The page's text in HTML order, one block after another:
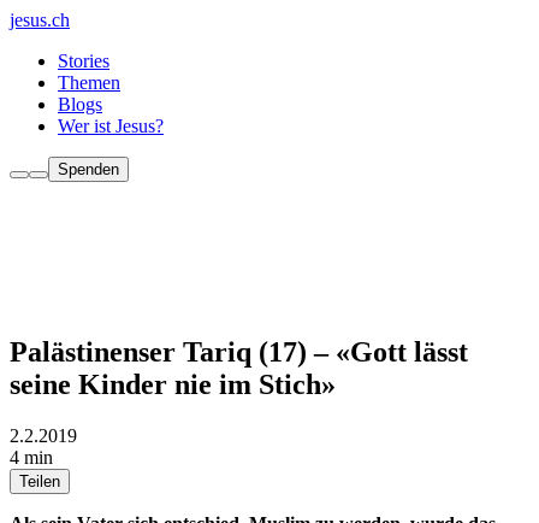
jesus.ch
Stories
Themen
Blogs
Wer ist Jesus?
Spenden
Palästinenser Tariq (17) – «Gott lässt
seine Kinder nie im Stich»
2.2.2019
4 min
Teilen